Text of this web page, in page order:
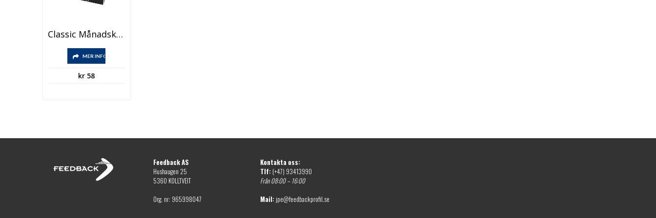
Classic Månadskalender För Skrivbord Med Mjukt Omslag
MER INFO
kr 58
Feedback AS
Hushaugen 25
5360 KOLLTVEIT
Org. nr: 965998047
Kontakta oss:
Tlf: (+47) 93413990
Från 08:00 – 16:00
Mail: jpe@feedbackprofil.se